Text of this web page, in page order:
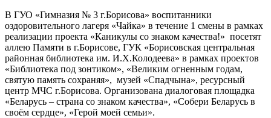
В ГУО «Гимназия № 3 г.Борисова» воспитанники
оздоровительного лагеря «Чайка» в течение 1 смены в рамках
реализации проекта «Каникулы со знаком качества!» посетят
аллею Памяти в г.Борисове, ГУК «Борисовская центральная
районная библиотека им. И.Х.Колодеева» в рамках проектов
«Библиотека под зонтиком», «Великим огненным годам,
святую память сохраняя», музей «Спадчына», ресурсный
центр МЧС г.Борисова. Организована диалоговая площадка
«Беларусь – страна со знаком качества», «Собери Беларусь в
своём сердце», «Герой моей семьи».